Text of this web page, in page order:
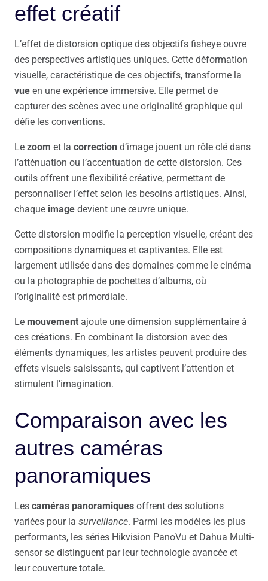
effet créatif
L’effet de distorsion optique des objectifs fisheye ouvre
des perspectives artistiques uniques. Cette déformation
visuelle, caractéristique de ces objectifs, transforme la
vue en une expérience immersive. Elle permet de
capturer des scènes avec une originalité graphique qui
défie les conventions.
Le zoom et la correction d’image jouent un rôle clé dans
l’atténuation ou l’accentuation de cette distorsion. Ces
outils offrent une flexibilité créative, permettant de
personnaliser l’effet selon les besoins artistiques. Ainsi,
chaque image devient une œuvre unique.
Cette distorsion modifie la perception visuelle, créant des
compositions dynamiques et captivantes. Elle est
largement utilisée dans des domaines comme le cinéma
ou la photographie de pochettes d’albums, où
l’originalité est primordiale.
Le mouvement ajoute une dimension supplémentaire à
ces créations. En combinant la distorsion avec des
éléments dynamiques, les artistes peuvent produire des
effets visuels saisissants, qui captivent l’attention et
stimulent l’imagination.
Comparaison avec les
autres caméras
panoramiques
Les caméras panoramiques offrent des solutions
variées pour la surveillance. Parmi les modèles les plus
performants, les séries Hikvision PanoVu et Dahua Multi-
sensor se distinguent par leur technologie avancée et
leur couverture totale.